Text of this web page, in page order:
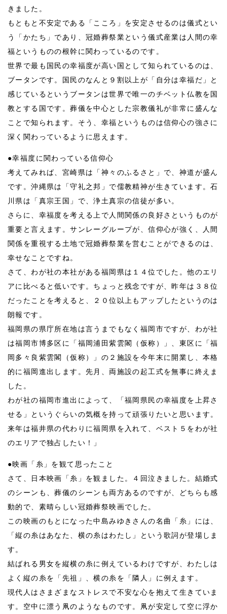
きました。
もともと不安定である「こころ」を安定させるのは儀式とい
う「かたち」であり、冠婚葬祭業という儀式産業は人間の幸
福というものの根幹に関わっているのです。
世界で最も国民の幸福度が高い国として知られているのは、
ブータンです。国民のなんと９割以上が「自分は幸福だ」と
感じているというブータンは世界で唯一のチベット仏教を国
教とする国です。葬儀を中心とした宗教儀礼が非常に盛んな
ことで知られます。そう、幸福というものは信仰心の強さに
深く関わっているように思えます。
●幸福度に関わっている信仰心
考えてみれば、宮崎県は「神々のふるさと」で、神道が盛ん
です。沖縄県は「守礼之邦」で儒教精神が生きています。石
川県は「真宗王国」で、浄土真宗の信徒が多い。
さらに、幸福度を考える上で人間関係の良好さというものが
重要と言えます。サンレーグループが、信仰心が強く、人間
関係を重視する土地で冠婚葬祭業を営むことができるのは、
幸せなことですね。
さて、わが社の本社がある福岡県は１４位でした。他のエリ
アに比べると低いです。ちょっと残念ですが、昨年は３８位
だったことを考えると、２０位以上もアップしたというのは
朗報です。
福岡県の県庁所在地は言うまでもなく福岡市ですが、わが社
は福岡市博多区に「福岡浦田紫雲閣（仮称）」、東区に「福
岡多々良紫雲閣（仮称）」の２施設を今年末に開業し、本格
的に福岡進出します。先月、両施設の起工式を無事に終えま
した。
わが社の福岡市進出によって、「福岡県民の幸福度を上昇さ
せる」というぐらいの気概を持って頑張りたいと思います。
来年は福井県の代わりに福岡県を入れて、ベスト５をわが社
のエリアで独占したい！」
●映画「糸」を観て思ったこと
さて、日本映画「糸」を観ました。４回泣きました。結婚式
のシーンも、葬儀のシーンも両方あるのですが、どちらも感
動的で、素晴らしい冠婚葬祭映画でした。
この映画のもとになった中島みゆきさんの名曲「糸」には、
「縦の糸はあなた、横の糸はわたし」という歌詞が登場しま
す。
結ばれる男女を縦横の糸に例えているわけですが、わたしは
よく縦の糸を「先祖」、横の糸を「隣人」に例えます。
現代人はさまざまなストレスで不安な心を抱えて生きていま
す。空中に漂う凧のようなものです。凧が安定して空に浮か